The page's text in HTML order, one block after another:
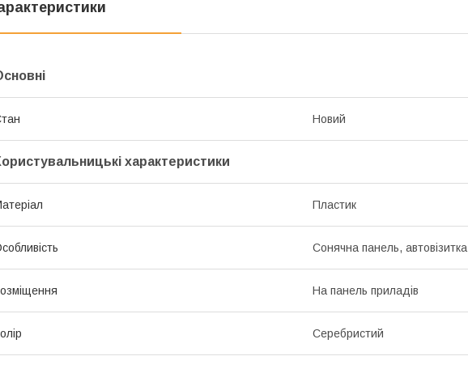
Новий
характеристики
Пластик
Сонячна панель, автовізитка
На панель приладів
Серебристий